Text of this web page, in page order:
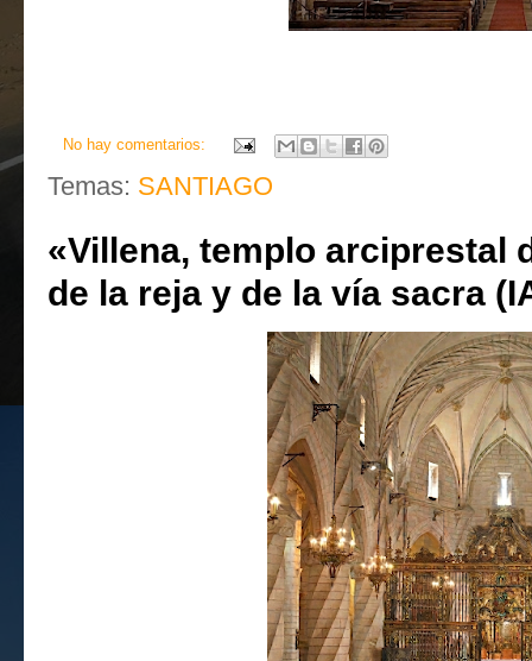
No hay comentarios:
Temas: SANTIAGO
«Villena, templo arciprestal
de la reja y de la vía sacra